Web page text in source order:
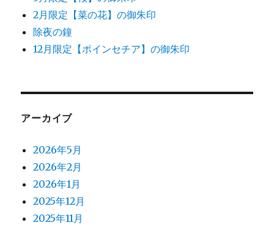
2月限定【菜の花】の御朱印
除夜の鐘
12月限定【ポインセチア】の御朱印
アーカイブ
2026年5月
2026年2月
2026年1月
2025年12月
2025年11月